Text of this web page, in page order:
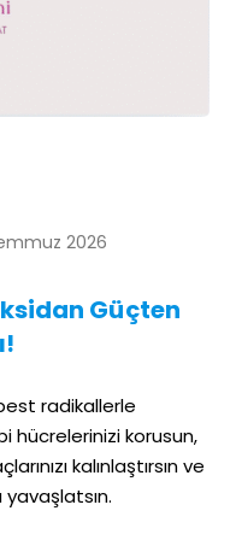
2026
Güçten
radikallerle
hücrelerinizi korusun,
kalınlaştırsın ve